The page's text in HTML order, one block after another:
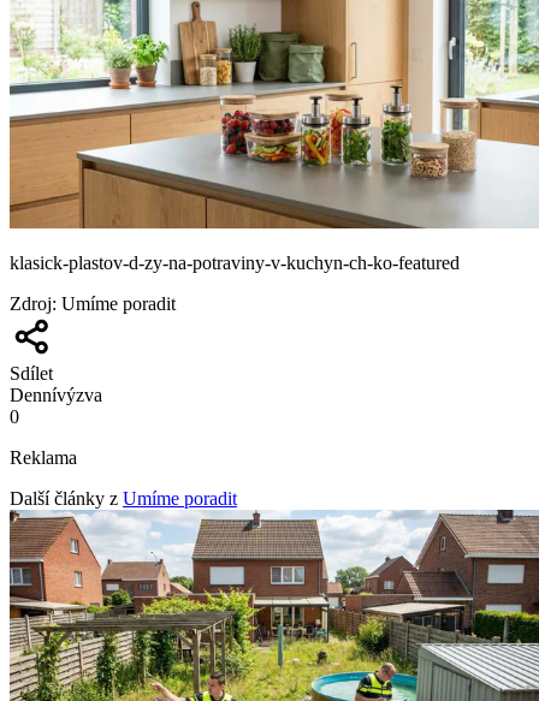
klasick-plastov-d-zy-na-potraviny-v-kuchyn-ch-ko-featured
Zdroj: Umíme poradit
Sdílet
Dennívýzva
0
Reklama
Další články z Umíme poradit